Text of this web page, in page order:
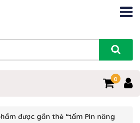
0
được gắn thẻ “tấm Pin năng